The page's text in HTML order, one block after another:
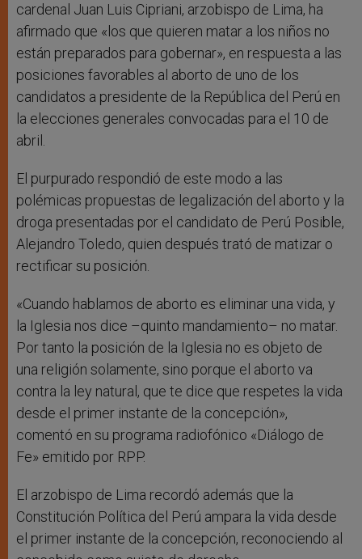
cardenal Juan Luis Cipriani, arzobispo de Lima, ha
afirmado que «los que quieren matar a los niños no
están preparados para gobernar», en respuesta a las
posiciones favorables al aborto de uno de los
candidatos a presidente de la República del Perú en
la elecciones generales convocadas para el 10 de
abril.
El purpurado respondió de este modo a las
polémicas propuestas de legalización del aborto y la
droga presentadas por el candidato de Perú Posible,
Alejandro Toledo, quien después trató de matizar o
rectificar su posición.
«Cuando hablamos de aborto es eliminar una vida, y
la Iglesia nos dice –quinto mandamiento– no matar.
Por tanto la posición de la Iglesia no es objeto de
una religión solamente, sino porque el aborto va
contra la ley natural, que te dice que respetes la vida
desde el primer instante de la concepción»,
comentó en su programa radiofónico «Diálogo de
Fe» emitido por RPP.
El arzobispo de Lima recordó además que la
Constitución Política del Perú ampara la vida desde
el primer instante de la concepción, reconociendo al